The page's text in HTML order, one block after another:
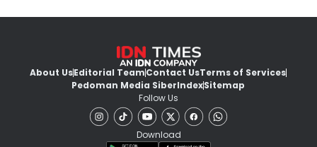
About UsEditorial TeamContact UsTerms of Services
Pedoman Media SiberIndexSitemap
Follow Us
Download